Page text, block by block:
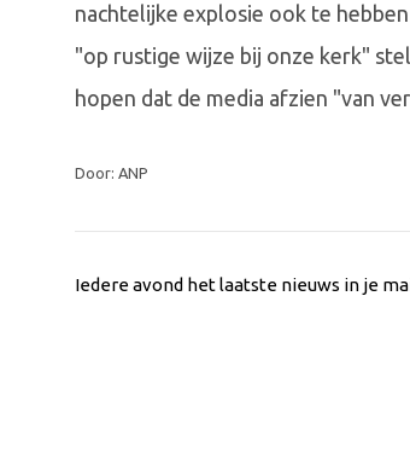
nachtelijke explosie ook te
"op rustige wijze bij onze kerk"
hopen dat de media afzien "van
Door: ANP
Iedere avond het laatste nieuws in je